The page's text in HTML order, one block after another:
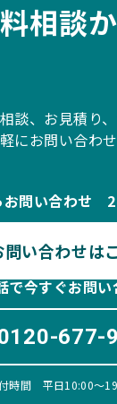
相談
談、お見積り
にお問い合わせ
お問い合わせ
問い合わせは
で今すぐお問い
677-
時間 平日10:00〜